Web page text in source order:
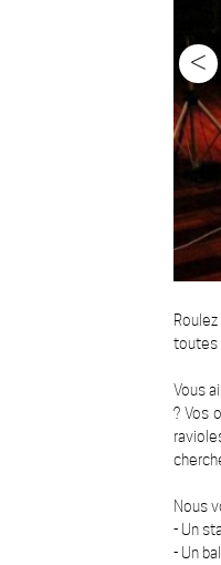
<
toutes
Vous
? Vos
Nous
- Un
- Un